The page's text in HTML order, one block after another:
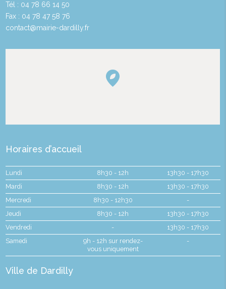
Tél : 04 78 66 14 50
Fax : 04 78 47 58 76
contact@mairie-dardilly.fr
Horaires d’accueil
Lundi 8h30 - 12h
13h30 - 17h30
Mardi
8h30 - 12h
13h30 - 17h30
Mercredi
8h30 - 12h30
-
Jeudi
8h30 - 12h
13h30 - 17h30
Vendredi
-
13h30 - 17h30
Samedi
9h - 12h sur rendez-
vous uniquement
-
Ville de Dardilly